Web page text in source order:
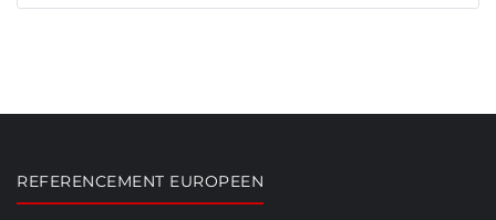
REFERENCEMENT EUROPEEN